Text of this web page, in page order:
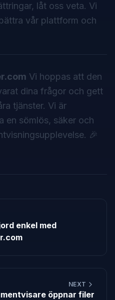
låt oss veta. Vi
vår plattform och
Vi hoppas att den
dina frågor och gett
tjänster. Vi är
en sömlös, säker och
🎉
enkel med
NEXT
öppnar filer